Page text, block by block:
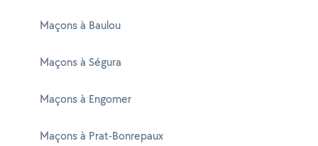
Maçons à Baulou
Maçons à Ségura
Maçons à Engomer
Maçons à Prat-Bonrepaux